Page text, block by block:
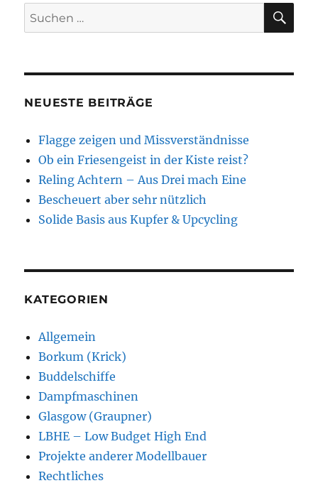
Suchen
nach:
NEUESTE BEITRÄGE
Flagge zeigen und Missverständnisse
Ob ein Friesengeist in der Kiste reist?
Reling Achtern – Aus Drei mach Eine
Bescheuert aber sehr nützlich
Solide Basis aus Kupfer & Upcycling
KATEGORIEN
Allgemein
Borkum (Krick)
Buddelschiffe
Dampfmaschinen
Glasgow (Graupner)
LBHE – Low Budget High End
Projekte anderer Modellbauer
Rechtliches